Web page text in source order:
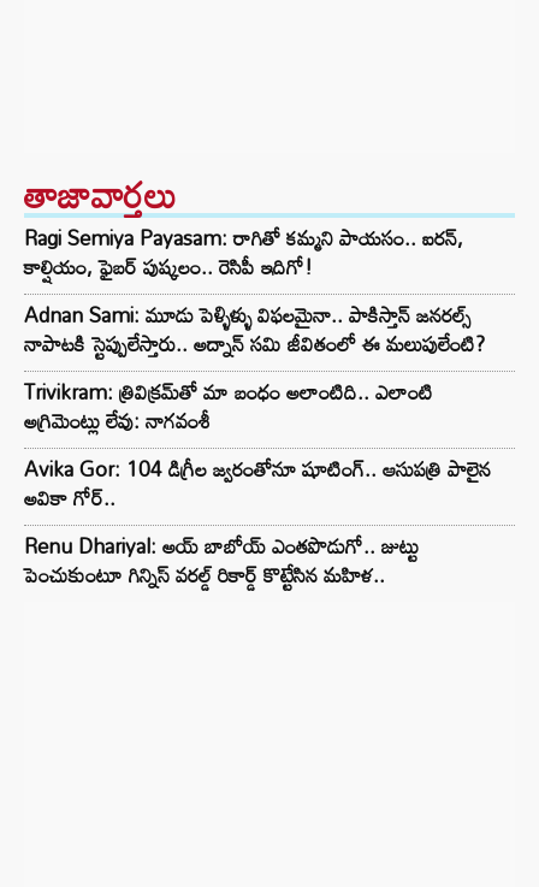
తాజావార్తలు
Ragi Semiya Payasam: రాగితో కమ్మని పాయసం.. ఐరన్,
కాల్షియం, ఫైబర్ పుష్కలం.. రెసిపీ ఇదిగో!
Adnan Sami: మూడు పెళ్ళిళ్ళు విఫలమైనా.. పాకిస్తాన్ జనరల్స్
నాపాటకి స్టెప్పులేస్తారు.. అద్నాన్ సమి జీవితంలో ఈ మలుపులేంటి?
Trivikram: త్రివిక్రమ్‌తో మా బంధం అలాంటిది.. ఎలాంటి
అగ్రిమెంట్లు లేవు: నాగవంశీ
Avika Gor: 104 డిగ్రీల జ్వరంతోనూ షూటింగ్.. ఆసుపత్రి పాలైన
అవికా గోర్..
Renu Dhariyal: అయ్ బాబోయ్ ఎంతపొడుగో.. జుట్టు
పెంచుకుంటూ గిన్నిస్ వరల్డ్ రికార్డ్ కొట్టేసిన మహిళ..